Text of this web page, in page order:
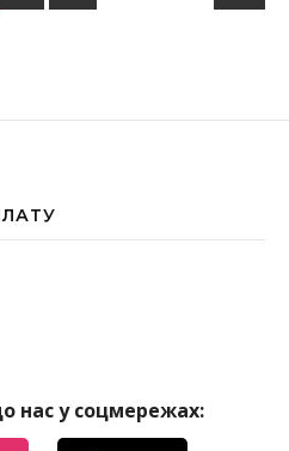
нас у соцмережах: